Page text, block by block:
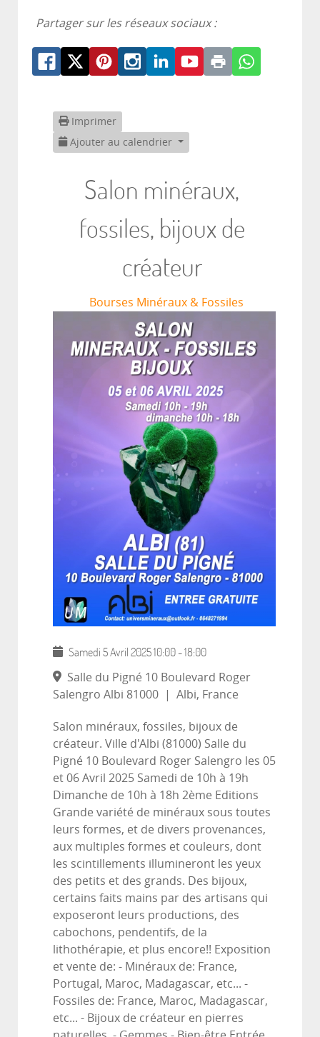
Partager sur les réseaux sociaux :
Imprimer
Ajouter au calendrier
Salon minéraux,
fossiles, bijoux de
créateur
Bourses Minéraux & Fossiles
Samedi 5 Avril 202510:00 -18:00
Salle du Pigné 10 Boulevard Roger
Salengro Albi 81000
| Albi, France
Salon minéraux, fossiles, bijoux de
créateur. Ville d'Albi (81000) Salle du
Pigné 10 Boulevard Roger Salengro les 05
et 06 Avril 2025 Samedi de 10h à 19h
Dimanche de 10h à 18h 2ème Editions
Grande variété de minéraux sous toutes
leurs formes, et de divers provenances,
aux multiples formes et couleurs, dont
les scintillements illumineront les yeux
des petits et des grands. Des bijoux,
certains faits mains par des artisans qui
exposeront leurs productions, des
cabochons, pendentifs, de la
lithothérapie, et plus encore!! Exposition
et vente de: - Minéraux de: France,
Portugal, Maroc, Madagascar, etc... -
Fossiles de: France, Maroc, Madagascar,
etc... - Bijoux de créateur en pierres